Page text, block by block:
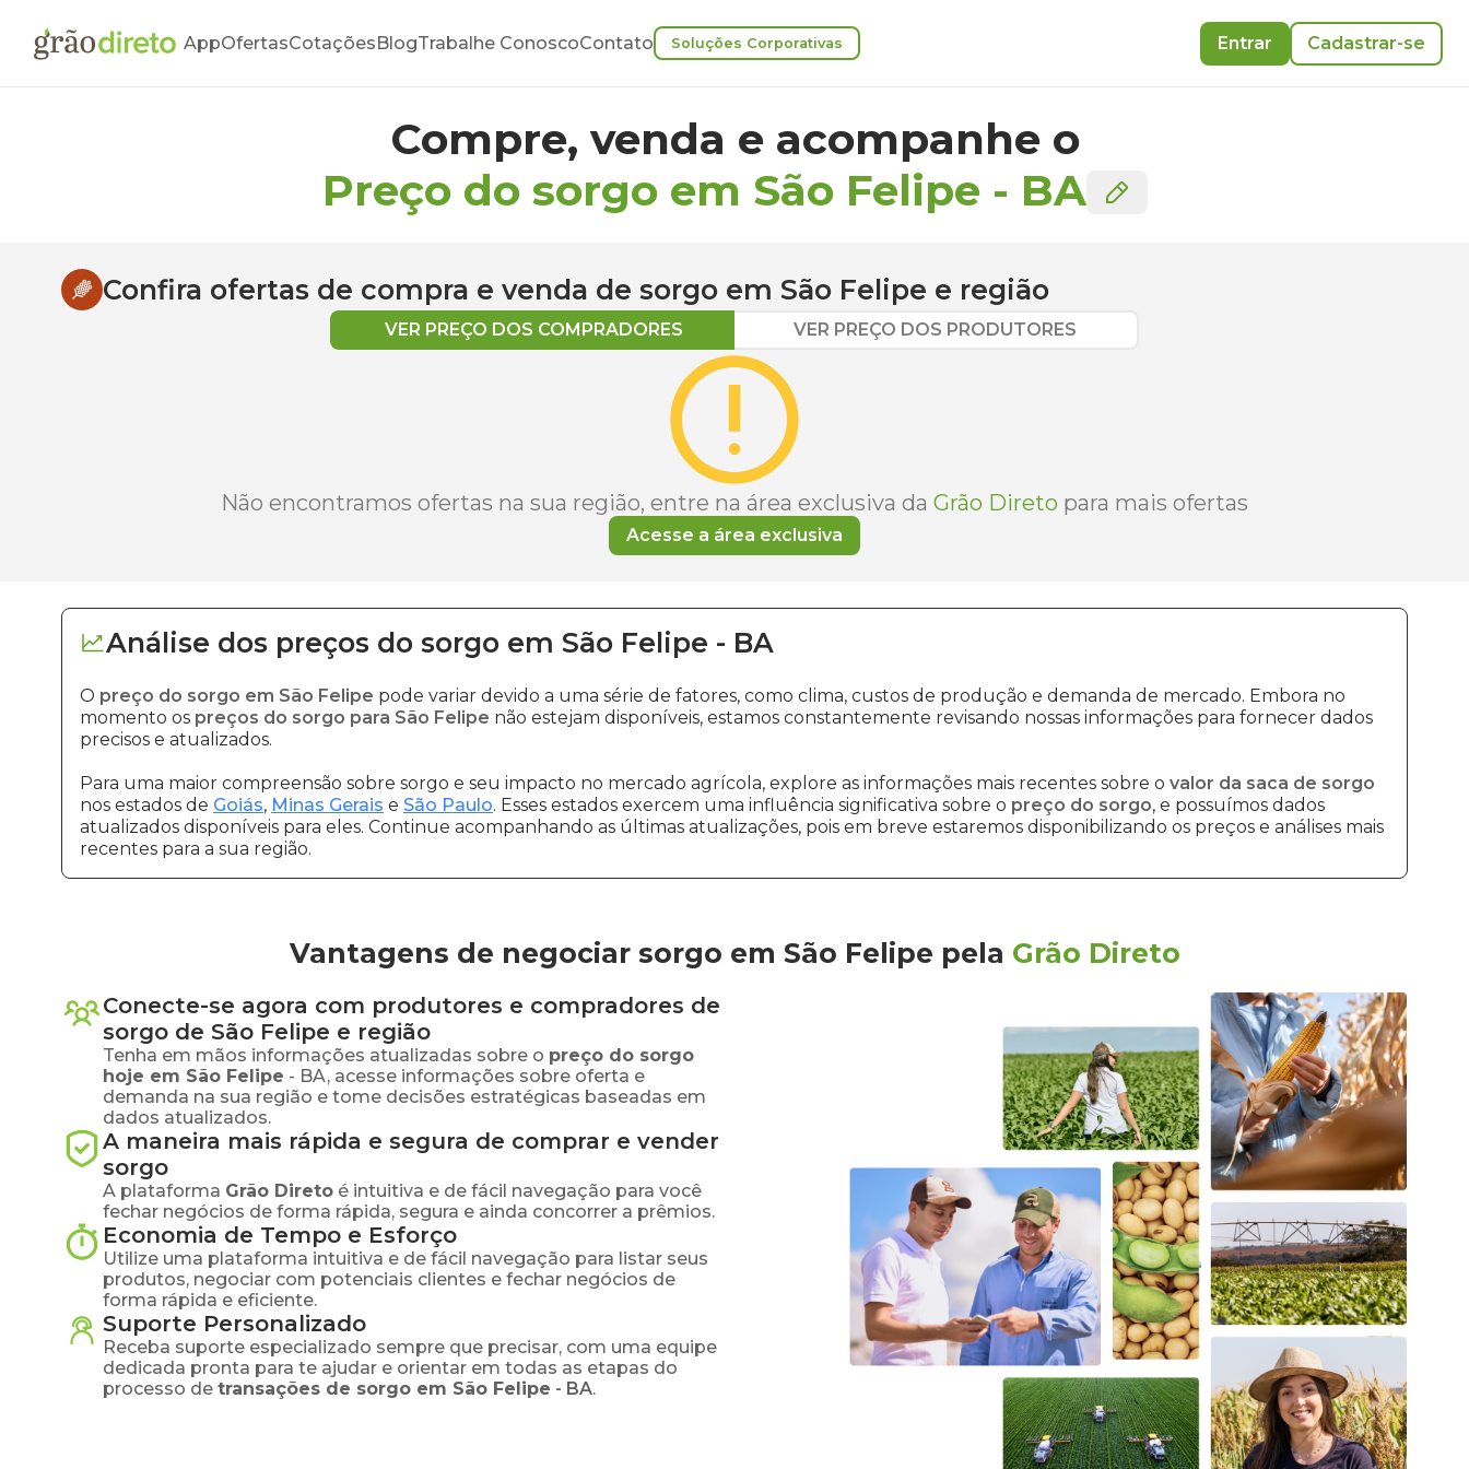
AppOfertasCotaçõesBlogTrabalhe ConoscoContato Soluções Corporativas Entrar Cadastrar-se
Compre, venda e acompanhe o
Preço do sorgo em São Felipe - BA
Confira ofertas de compra e venda de sorgo em São Felipe e região
VER PREÇO DOS COMPRADORES VER PREÇO DOS PRODUTORES
Não encontramos ofertas na sua região, entre na área exclusiva da Grão Direto para mais ofertas
Acesse a área exclusiva
Análise dos preços do sorgo em São Felipe - BA
O preço do sorgo em São Felipe pode variar devido a uma série de fatores, como clima, custos de produção e demanda de mercado. Embora no
momento os preços do sorgo para São Felipe não estejam disponíveis, estamos constantemente revisando nossas informações para fornecer dados
precisos e atualizados.
Para uma maior compreensão sobre sorgo e seu impacto no mercado agrícola, explore as informações mais recentes sobre o valor da saca de sorgo
nos estados de Goiás, Minas Gerais e São Paulo. Esses estados exercem uma influência significativa sobre o preço do sorgo, e possuímos dados
atualizados disponíveis para eles. Continue acompanhando as últimas atualizações, pois em breve estaremos disponibilizando os preços e análises mais
recentes para a sua região.
Vantagens de negociar sorgo em São Felipe pela Grão Direto
Conecte-se agora com produtores e compradores de
sorgo de São Felipe e região
Tenha em mãos informações atualizadas sobre o preço do sorgo
hoje em São Felipe - BA, acesse informações sobre oferta e
demanda na sua região e tome decisões estratégicas baseadas em
dados atualizados.
A maneira mais rápida e segura de comprar e vender
sorgo
A plataforma Grão Direto é intuitiva e de fácil navegação para você
fechar negócios de forma rápida, segura e ainda concorrer a prêmios.
Economia de Tempo e Esforço
Utilize uma plataforma intuitiva e de fácil navegação para listar seus
produtos, negociar com potenciais clientes e fechar negócios de
forma rápida e eficiente.
Suporte Personalizado
Receba suporte especializado sempre que precisar, com uma equipe
dedicada pronta para te ajudar e orientar em todas as etapas do
processo de transações de sorgo em São Felipe - BA.